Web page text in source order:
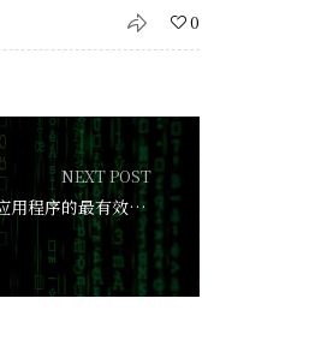
0
NEXT POST
保护客户端JavaScript应用程序的最有效方法